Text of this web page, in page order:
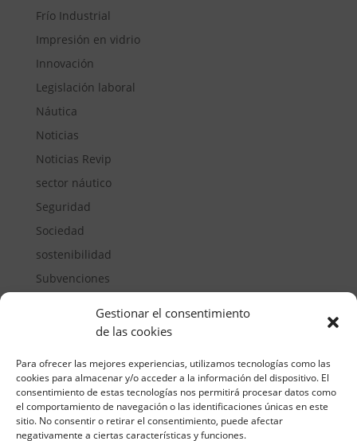
Gestionar el consentimiento
de las cookies
Para ofrecer las mejores experiencias, utilizamos tecnologías como las
cookies para almacenar y/o acceder a la información del dispositivo. El
consentimiento de estas tecnologías nos permitirá procesar datos como
el comportamiento de navegación o las identificaciones únicas en este
sitio. No consentir o retirar el consentimiento, puede afectar
negativamente a ciertas características y funciones.
Frío Industrial
Impresión en vidrio
Innovación
Legislación laboral
Náutica
Noticias
Noticias Revip
sector náutico
Seguridad
Sociedad
sostenibilidad
Subvenciones